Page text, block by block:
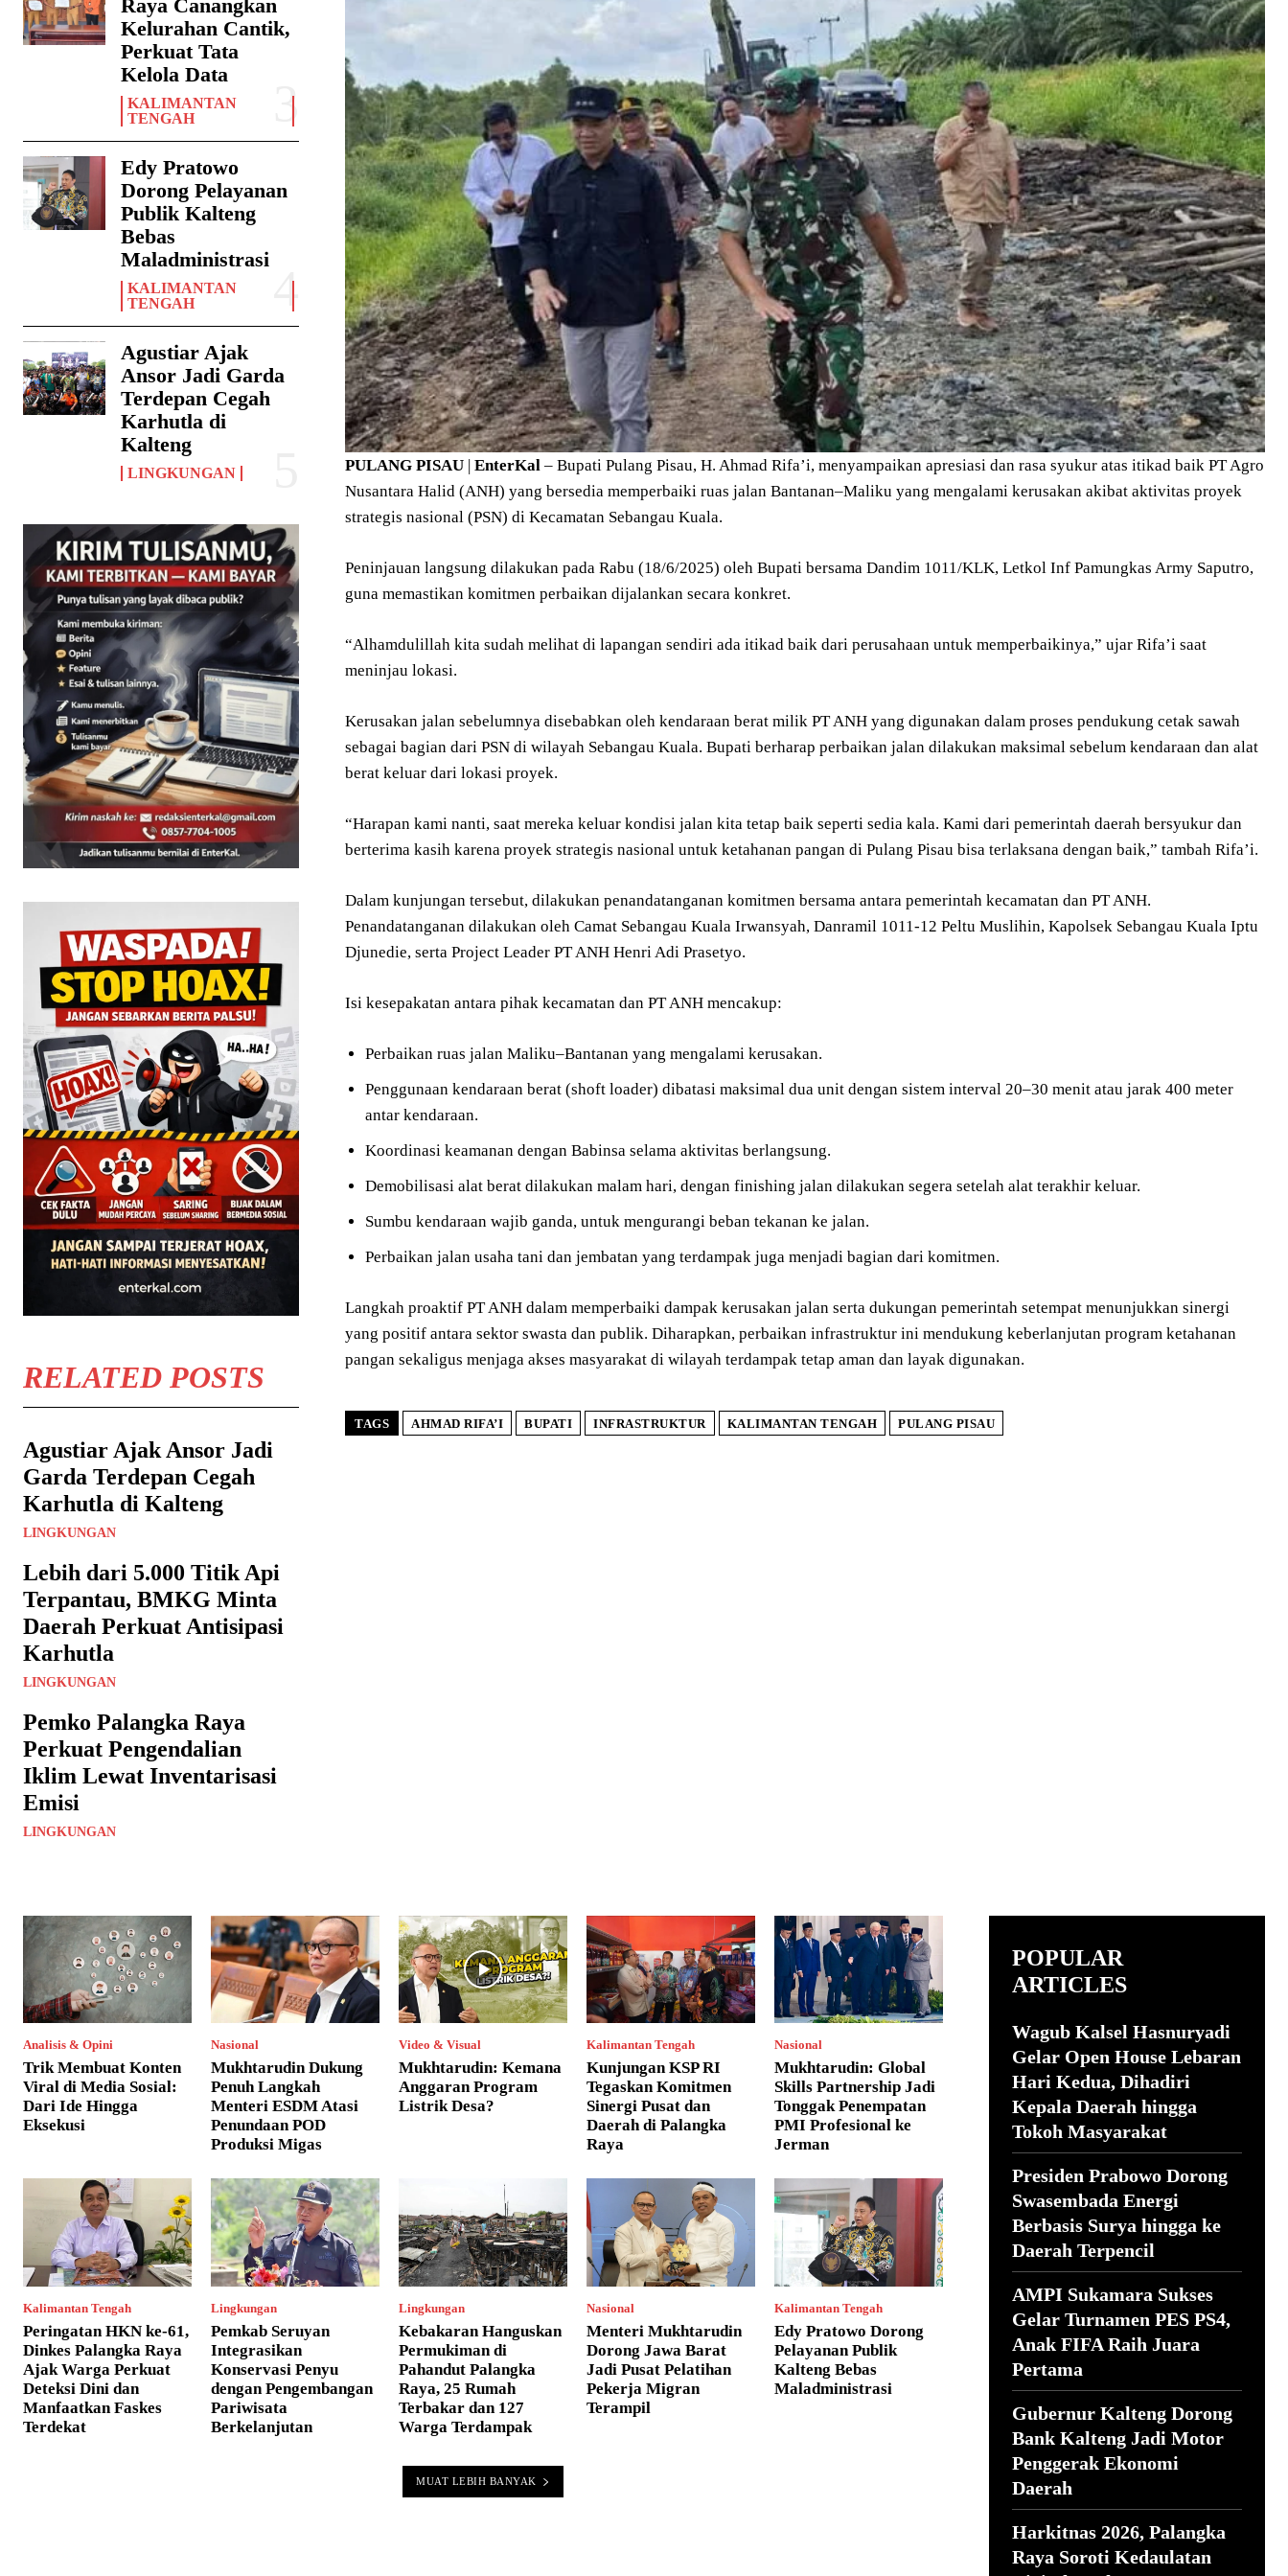
Raya Canangkan
Kelurahan Cantik,
Perkuat Tata
Kelola Data
KALIMANTAN
TENGAH
Edy Pratowo
Dorong Pelayanan
Publik Kalteng
Bebas
Maladministrasi
KALIMANTAN
TENGAH
Agustiar Ajak
Ansor Jadi Garda
Terdepan Cegah
Karhutla di
Kalteng
LINGKUNGAN
RELATED POSTS
Agustiar Ajak Ansor Jadi
Garda Terdepan Cegah
Karhutla di Kalteng
LINGKUNGAN
Lebih dari 5.000 Titik Api
Terpantau, BMKG Minta
Daerah Perkuat Antisipasi
Karhutla
LINGKUNGAN
Pemko Palangka Raya
Perkuat Pengendalian
Iklim Lewat Inventarisasi
Emisi
LINGKUNGAN
PULANG PISAU | EnterKal – Bupati Pulang Pisau, H. Ahmad Rifa’i, menyampaikan apresiasi dan rasa syukur atas itikad baik PT Agro
Nusantara Halid (ANH) yang bersedia memperbaiki ruas jalan Bantanan–Maliku yang mengalami kerusakan akibat aktivitas proyek
strategis nasional (PSN) di Kecamatan Sebangau Kuala.
Peninjauan langsung dilakukan pada Rabu (18/6/2025) oleh Bupati bersama Dandim 1011/KLK, Letkol Inf Pamungkas Army Saputro,
guna memastikan komitmen perbaikan dijalankan secara konkret.
“Alhamdulillah kita sudah melihat di lapangan sendiri ada itikad baik dari perusahaan untuk memperbaikinya,” ujar Rifa’i saat
meninjau lokasi.
Kerusakan jalan sebelumnya disebabkan oleh kendaraan berat milik PT ANH yang digunakan dalam proses pendukung cetak sawah
sebagai bagian dari PSN di wilayah Sebangau Kuala. Bupati berharap perbaikan jalan dilakukan maksimal sebelum kendaraan dan alat
berat keluar dari lokasi proyek.
“Harapan kami nanti, saat mereka keluar kondisi jalan kita tetap baik seperti sedia kala. Kami dari pemerintah daerah bersyukur dan
berterima kasih karena proyek strategis nasional untuk ketahanan pangan di Pulang Pisau bisa terlaksana dengan baik,” tambah Rifa’i.
Dalam kunjungan tersebut, dilakukan penandatanganan komitmen bersama antara pemerintah kecamatan dan PT ANH.
Penandatanganan dilakukan oleh Camat Sebangau Kuala Irwansyah, Danramil 1011-12 Peltu Muslihin, Kapolsek Sebangau Kuala Iptu
Djunedie, serta Project Leader PT ANH Henri Adi Prasetyo.
Isi kesepakatan antara pihak kecamatan dan PT ANH mencakup:
Perbaikan ruas jalan Maliku–Bantanan yang mengalami kerusakan.
Penggunaan kendaraan berat (shoft loader) dibatasi maksimal dua unit dengan sistem interval 20–30 menit atau jarak 400 meter
antar kendaraan.
Koordinasi keamanan dengan Babinsa selama aktivitas berlangsung.
Demobilisasi alat berat dilakukan malam hari, dengan finishing jalan dilakukan segera setelah alat terakhir keluar.
Sumbu kendaraan wajib ganda, untuk mengurangi beban tekanan ke jalan.
Perbaikan jalan usaha tani dan jembatan yang terdampak juga menjadi bagian dari komitmen.
Langkah proaktif PT ANH dalam memperbaiki dampak kerusakan jalan serta dukungan pemerintah setempat menunjukkan sinergi
yang positif antara sektor swasta dan publik. Diharapkan, perbaikan infrastruktur ini mendukung keberlanjutan program ketahanan
pangan sekaligus menjaga akses masyarakat di wilayah terdampak tetap aman dan layak digunakan.
TAGS AHMAD RIFA’I BUPATI INFRASTRUKTUR KALIMANTAN TENGAH PULANG PISAU
Analisis & Opini
Trik Membuat Konten
Viral di Media Sosial:
Dari Ide Hingga
Eksekusi
Nasional
Mukhtarudin Dukung
Penuh Langkah
Menteri ESDM Atasi
Penundaan POD
Produksi Migas
Video & Visual
Mukhtarudin: Kemana
Anggaran Program
Listrik Desa?
Kalimantan Tengah
Kunjungan KSP RI
Tegaskan Komitmen
Sinergi Pusat dan
Daerah di Palangka
Raya
Nasional
Mukhtarudin: Global
Skills Partnership Jadi
Tonggak Penempatan
PMI Profesional ke
Jerman
Kalimantan Tengah
Peringatan HKN ke-61,
Dinkes Palangka Raya
Ajak Warga Perkuat
Deteksi Dini dan
Manfaatkan Faskes
Terdekat
Lingkungan
Pemkab Seruyan
Integrasikan
Konservasi Penyu
dengan Pengembangan
Pariwisata
Berkelanjutan
Lingkungan
Kebakaran Hanguskan
Permukiman di
Pahandut Palangka
Raya, 25 Rumah
Terbakar dan 127
Warga Terdampak
Nasional
Menteri Mukhtarudin
Dorong Jawa Barat
Jadi Pusat Pelatihan
Pekerja Migran
Terampil
Kalimantan Tengah
Edy Pratowo Dorong
Pelayanan Publik
Kalteng Bebas
Maladministrasi
MUAT LEBIH BANYAK
POPULAR
ARTICLES
Wagub Kalsel Hasnuryadi
Gelar Open House Lebaran
Hari Kedua, Dihadiri
Kepala Daerah hingga
Tokoh Masyarakat
Presiden Prabowo Dorong
Swasembada Energi
Berbasis Surya hingga ke
Daerah Terpencil
AMPI Sukamara Sukses
Gelar Turnamen PES PS4,
Anak FIFA Raih Juara
Pertama
Gubernur Kalteng Dorong
Bank Kalteng Jadi Motor
Penggerak Ekonomi
Daerah
Harkitnas 2026, Palangka
Raya Soroti Kedaulatan